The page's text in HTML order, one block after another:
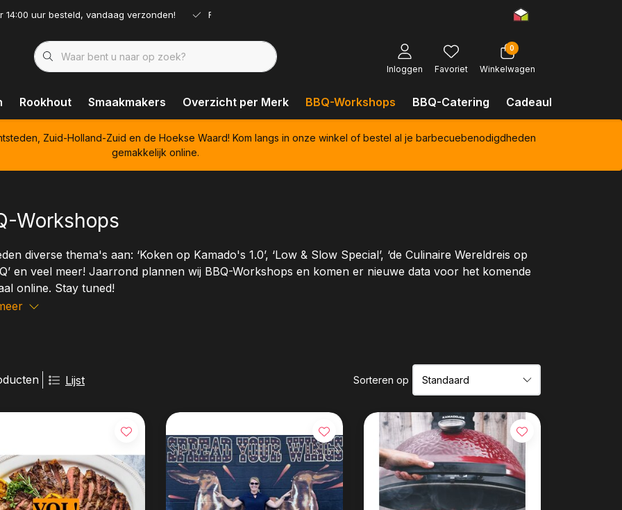
14:00 uur besteld, vandaag verzonden! Ruim assortiment!
Inloggen Favoriet
0
Winkelwagen
Rookhout Smaakmakers Overzicht per Merk BBQ-Workshops BBQ-Catering Cadeaubonnen
Zuid-Holland-Zuid en de Hoekse Waard! Kom langs in onze winkel of bestel al je barbecuebenodigdheden
gemakkelijk online.
Workshops
diverse thema's aan: ‘Koken op Kamado's 1.0’, ‘Low & Slow Special’, ‘de Culinaire Wereldreis op
en veel meer! Jaarrond plannen wij BBQ-Workshops en komen er nieuwe data voor het komende
online. Stay tuned!
Lijst Sorteren op